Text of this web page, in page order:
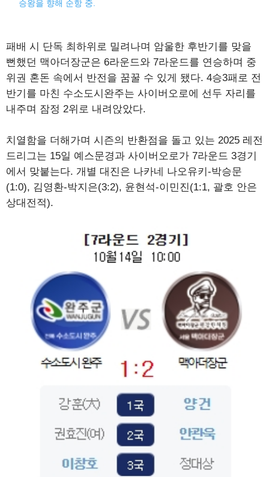
승왕을 향해 순항 중.
패배 시 단독 최하위로 밀려나며 암울한 후반기를 맞을
뻔했던 맥아더장군은 6라운드와 7라운드를 연승하며 중
위권 혼돈 속에서 반전을 꿈꿀 수 있게 됐다. 4승3패로 전
반기를 마친 수소도시완주는 사이버오로에 선두 자리를
내주며 잠정 2위로 내려앉았다.
치열함을 더해가며 시즌의 반환점을 돌고 있는 2025 레전
드리그는 15일 예스문경과 사이버오로가 7라운드 3경기
에서 맞붙는다. 개별 대진은 나카네 나오유키-박승문
(1:0), 김영환-박지은(3:2), 윤현석-이민진(1:1, 괄호 안은
상대전적).